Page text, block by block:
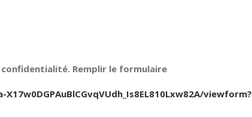
confidentialité. Remplir le formulaire
viewform?